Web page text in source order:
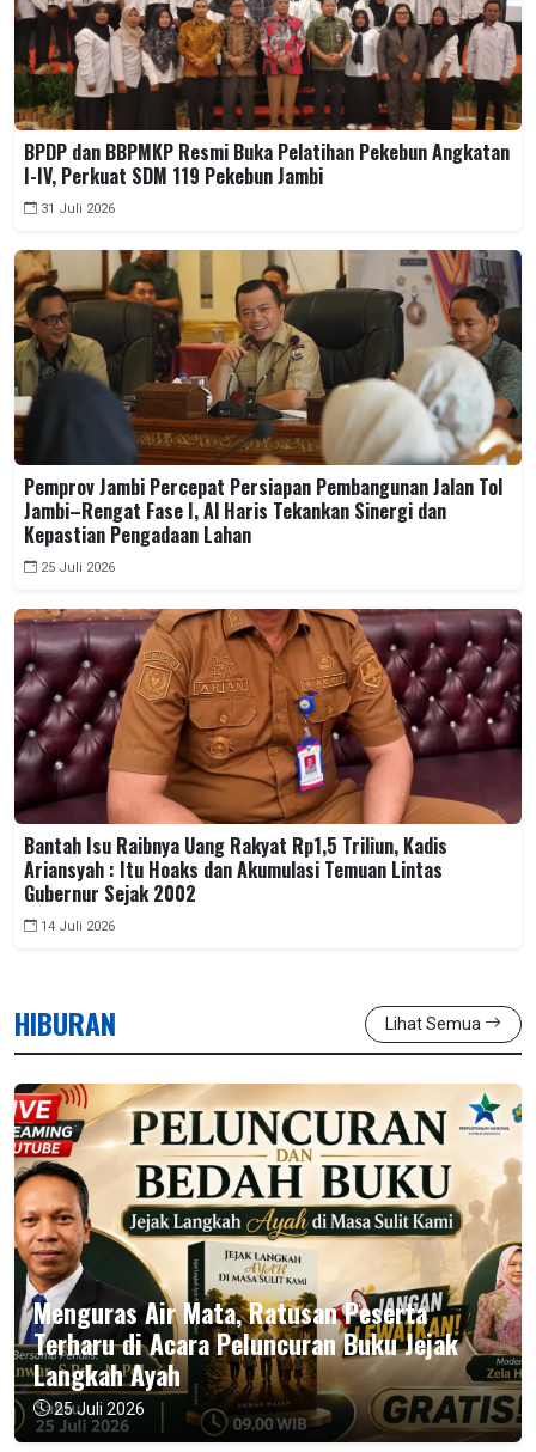
BPDP dan BBPMKP Resmi Buka Pelatihan Pekebun Angkatan
I-IV, Perkuat SDM 119 Pekebun Jambi
31 Juli 2026
Pemprov Jambi Percepat Persiapan Pembangunan Jalan Tol
Jambi–Rengat Fase I, Al Haris Tekankan Sinergi dan
Kepastian Pengadaan Lahan
25 Juli 2026
Bantah Isu Raibnya Uang Rakyat Rp1,5 Triliun, Kadis
Ariansyah : Itu Hoaks dan Akumulasi Temuan Lintas
Gubernur Sejak 2002
14 Juli 2026
HIBURAN Lihat Semua
Menguras Air Mata, Ratusan Peserta
Terharu di Acara Peluncuran Buku Jejak
Langkah Ayah
25 Juli 2026